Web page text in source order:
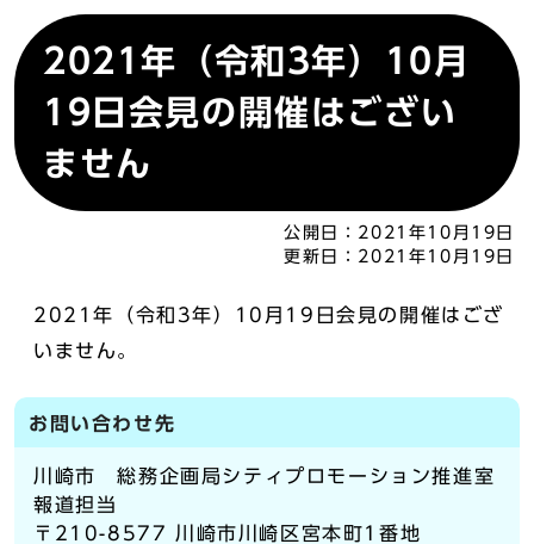
2021年（令和3年）10月
19日会見の開催はござい
ません
公開日： 2021年10月19日
更新日： 2021年10月19日
2021年（令和3年）10月19日会見の開催はござ
いません。
お問い合わせ先
川崎市 総務企画局シティプロモーション推進室
報道担当
〒210-8577 川崎市川崎区宮本町1番地